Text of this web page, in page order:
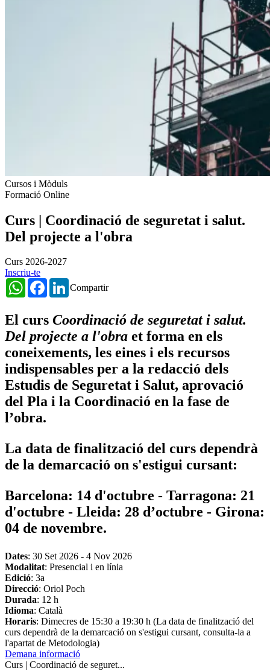
Cursos i Mòduls
Formació Online
Curs | Coordinació de seguretat i salut.
Del projecte a l'obra
Curs 2026-2027
Inscriu-te
Compartir
WhatsAppFacebookLinkedIn
El curs Coordinació de seguretat i salut.
Del projecte a l'obra et forma en els
coneixements, les eines i els recursos
indispensables per a la redacció dels
Estudis de Seguretat i Salut, aprovació
del Pla i la Coordinació en la fase de
l’obra.
La data de finalització del curs dependrà
de la demarcació on s'estigui cursant:
Barcelona: 14 d'octubre - Tarragona: 21
d'octubre - Lleida: 28 d’octubre - Girona:
04 de novembre.
Dates: 30 Set 2026 - 4 Nov 2026
Modalitat: Presencial i en línia
Edició: 3a
Direcció: Oriol Poch
Durada: 12 h
Idioma: Català
Horaris: Dimecres de 15:30 a 19:30 h (La data de finalització del
curs dependrà de la demarcació on s'estigui cursant, consulta-la a
l'apartat de Metodologia)
Demana informació
Curs | Coordinació de seguret...